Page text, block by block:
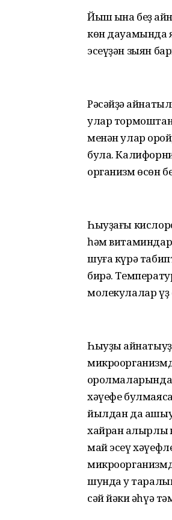
Йыш ҡына беҙ
көн дауамында
эсеүҙән зыян
Рәсәйҙә
улар
менән улар
була.
организм өсөн
Һыуҙағы
һәм
шуға күрә
бирә.
молекулалар
Һыуҙы
хәүефе
йылдан да
хайран
май эсеү
шунда уҡ
сәй йәки ҡәһүә